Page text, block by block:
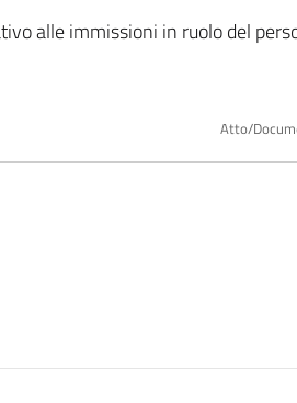
alle immissioni in ruolo del
Atto/